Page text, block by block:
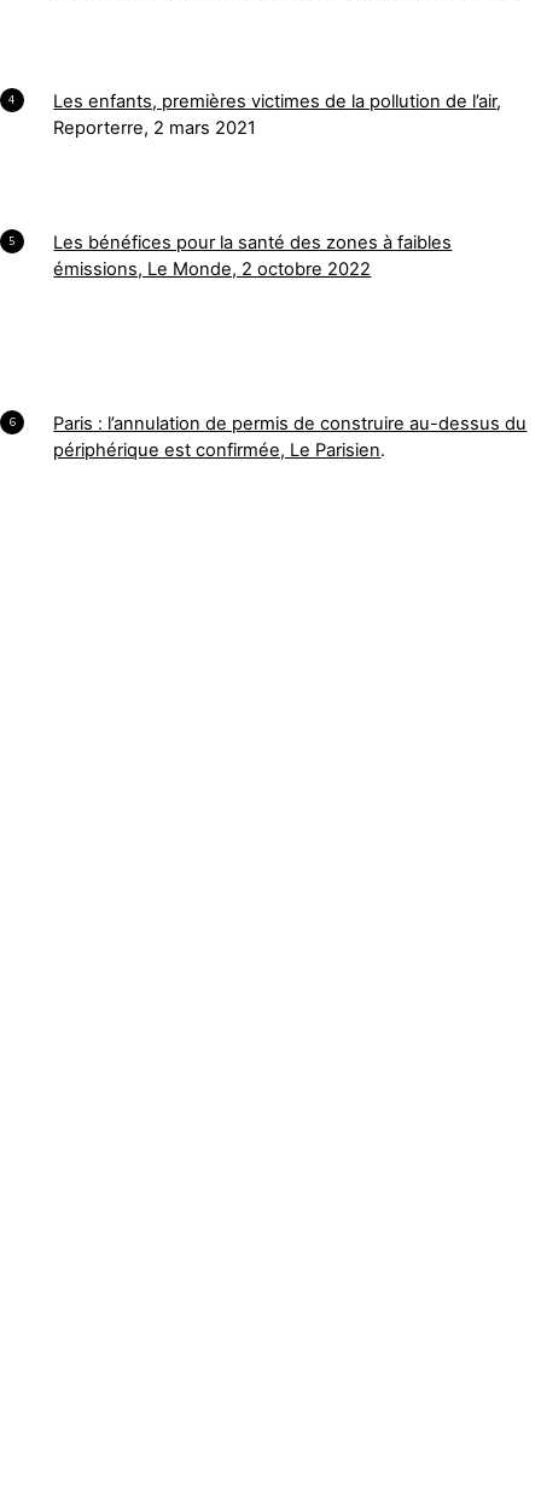
4 Les enfants, premières victimes de la pollution de l’air,
Reporterre, 2 mars 2021
5
Les bénéfices pour la santé des zones à faibles
émissions, Le Monde, 2 octobre 2022
6
Paris : l’annulation de permis de construire au-dessus du
périphérique est confirmée, Le Parisien.